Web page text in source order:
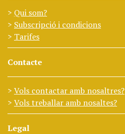
Qui som?
Subscripció i condicions
Tarifes
Contacte
Vols contactar amb nosaltres?
Vols treballar amb nosaltes?
Legal